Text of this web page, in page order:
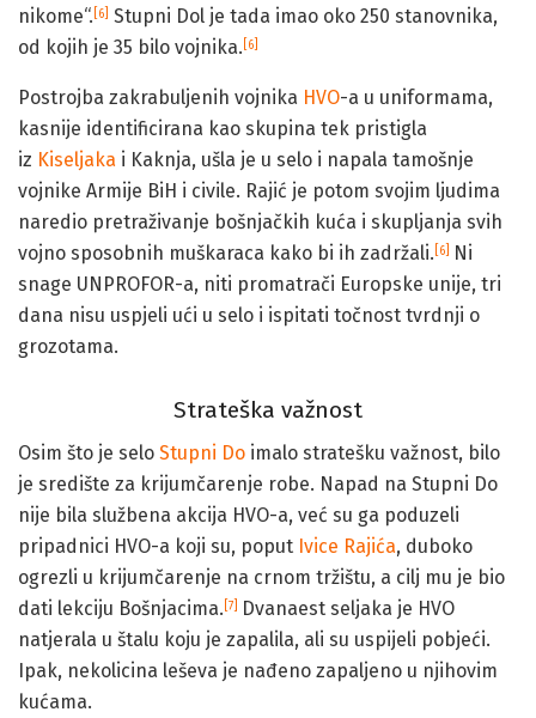
nikome“. [6]
Stupni Dol je tada imao oko 250 stanovnika,
od kojih je 35 bilo vojnika. [6]
Postrojba zakrabuljenih vojnika HVO-a u uniformama,
kasnije identificirana kao skupina tek pristigla
iz Kiseljaka i Kaknja, ušla je u selo i napala tamošnje
vojnike Armije BiH i civile. Rajić je potom svojim ljudima
naredio pretraživanje bošnjačkih kuća i skupljanja svih
vojno sposobnih muškaraca kako bi ih zadržali. [6]
Ni
snage UNPROFOR-a, niti promatrači Europske unije, tri
dana nisu uspjeli ući u selo i ispitati točnost tvrdnji o
grozotama.
Strateška važnost
Osim što je selo Stupni Do imalo stratešku važnost, bilo
je središte za krijumčarenje robe. Napad na Stupni Do
nije bila službena akcija HVO-a, već su ga poduzeli
pripadnici HVO-a koji su, poput Ivice Rajića, duboko
ogrezli u krijumčarenje na crnom tržištu, a cilj mu je bio
dati lekciju Bošnjacima. [7]
Dvanaest seljaka je HVO
natjerala u štalu koju je zapalila, ali su uspijeli pobjeći.
Ipak, nekolicina leševa je nađeno zapaljeno u njihovim
kućama.